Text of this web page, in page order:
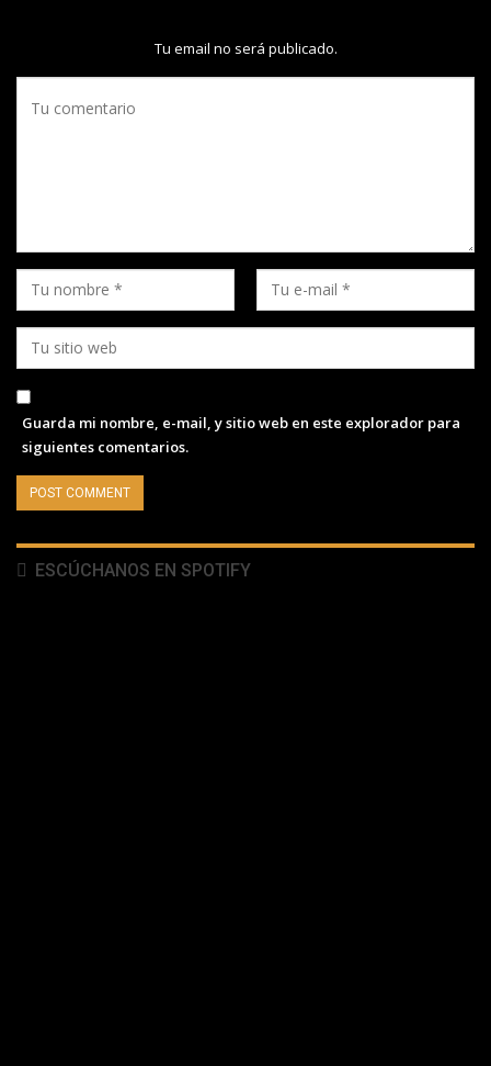
Tu email no será publicado.
Guarda mi nombre, e-mail, y sitio web en este explorador para
siguientes comentarios.
ESCÚCHANOS EN SPOTIFY